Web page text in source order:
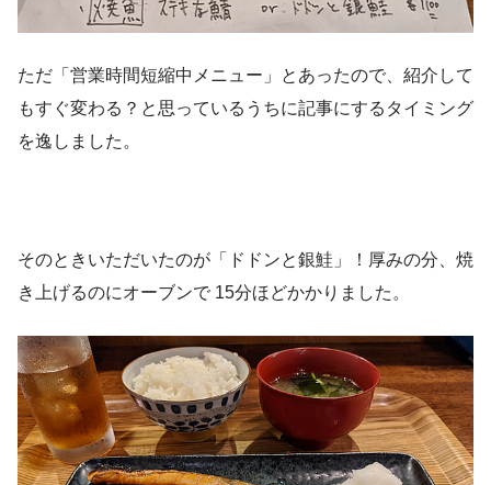
ただ「営業時間短縮中メニュー」とあったので、紹介して
もすぐ変わる？と思っているうちに記事にするタイミング
を逸しました。
そのときいただいたのが「ドドンと銀鮭」！厚みの分、焼
き上げるのにオーブンで 15分ほどかかりました。